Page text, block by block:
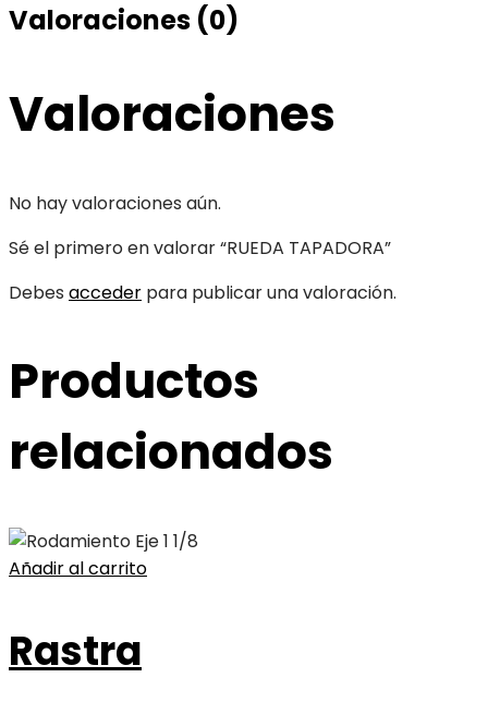
Valoraciones (0)
Valoraciones
No hay valoraciones aún.
Sé el primero en valorar “RUEDA TAPADORA”
Debes acceder para publicar una valoración.
Productos
relacionados
Añadir al carrito
Rastra